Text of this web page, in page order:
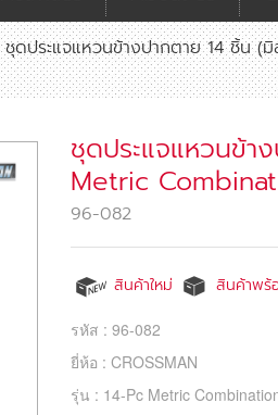
ชุดประแจแหวนข้างปากตาย 14 ชิ้น (
ชุดประแจแหวนข้า
Metric
96-082
สินค้าใหม่ สินค้าพร้
รหัส : 96-082
ยี่ห้อ : CROSSMAN
รุ่น : 14-Pc Metric